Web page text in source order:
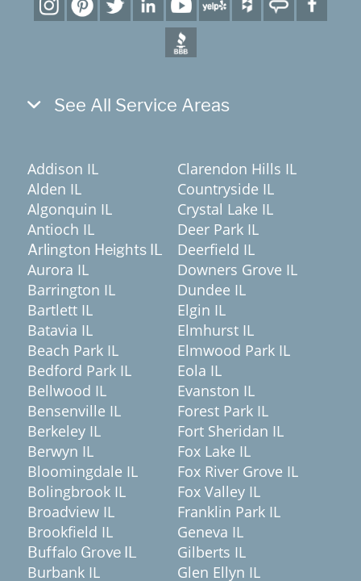
See All Service Areas
Addison IL
Alden IL
Algonquin IL
Antioch IL
Arlington Heights IL
Aurora IL
Barrington IL
Bartlett IL
Batavia IL
Beach Park IL
Bedford Park IL
Bellwood IL
Bensenville IL
Berkeley IL
Berwyn IL
Bloomingdale IL
Bolingbrook IL
Broadview IL
Brookfield IL
Buffalo Grove IL
Burbank IL
Clarendon Hills IL
Countryside IL
Crystal Lake IL
Deer Park IL
Deerfield IL
Downers Grove IL
Dundee IL
Elgin IL
Elmhurst IL
Elmwood Park IL
Eola IL
Evanston IL
Forest Park IL
Fort Sheridan IL
Fox Lake IL
Fox River Grove IL
Fox Valley IL
Franklin Park IL
Geneva IL
Gilberts IL
Glen Ellyn IL